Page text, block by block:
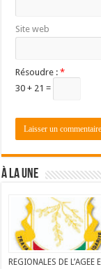
Site web
Résoudre :*
30 + 21 =
À LA UNE
REGIONALES DE